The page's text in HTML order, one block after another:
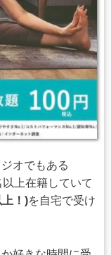
オでもある
上在籍していて
！)を自宅で受け